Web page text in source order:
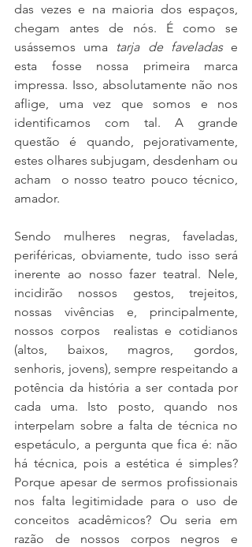
das vezes e na maioria dos espaços,
chegam antes de nós. É como se
usássemos uma tarja de faveladas e
esta fosse nossa primeira marca
impressa. Isso, absolutamente não nos
aflige, uma vez que somos e nos
identificamos com tal. A grande
questão é quando, pejorativamente,
estes olhares subjugam, desdenham ou
acham  o nosso teatro pouco técnico,
amador.
Sendo mulheres negras, faveladas,
periféricas, obviamente, tudo isso será
inerente ao nosso fazer teatral. Nele,
incidirão nossos gestos, trejeitos,
nossas vivências e, principalmente,
nossos corpos  realistas e cotidianos
(altos, baixos, magros, gordos,
senhoris, jovens), sempre respeitando a
potência da história a ser contada por
cada uma. Isto posto, quando nos
interpelam sobre a falta de técnica no
espetáculo, a pergunta que fica é: não
há técnica, pois a estética é simples?
Porque apesar de sermos profissionais
nos falta legitimidade para o uso de
conceitos acadêmicos? Ou seria em
razão de nossos corpos negros e